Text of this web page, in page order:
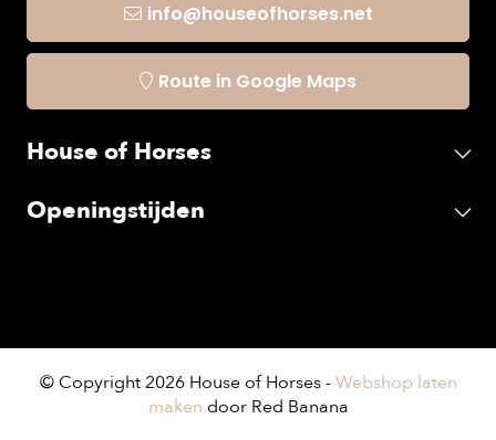
info@houseofhorses.net
Route in Google Maps
House of Horses
Openingstijden
© Copyright 2026 House of Horses -Webshop laten
maken door Red Banana